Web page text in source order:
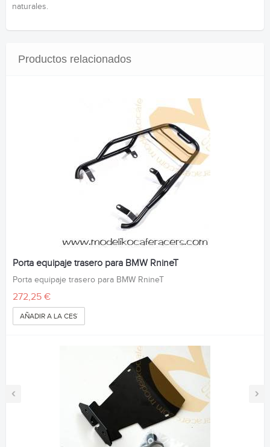
naturales.
Productos relacionados
‹ ›
Porta equipaje trasero para BMW RnineT
Porta equipaje trasero para BMW RnineT
272,25 €
AÑADIR A LA CESTA